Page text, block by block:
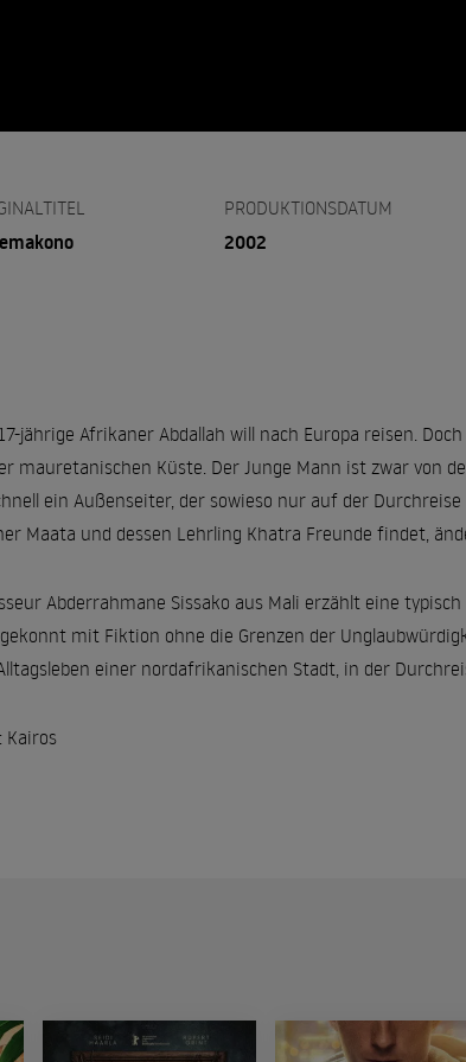
PRODUKTIONSDATUM
2002
jährige Afrikaner Abdallah will nach Europa reisen.
mauretanischen Küste. Der Junge Mann ist zwar von
ein Außenseiter, der sowieso nur auf der
Maata und dessen Lehrling Khatra Freunde findet,
Abderrahmane Sissako aus Mali erzählt eine
mit Fiktion ohne die Grenzen der
einer nordafrikanischen Stadt, in der
Kairos